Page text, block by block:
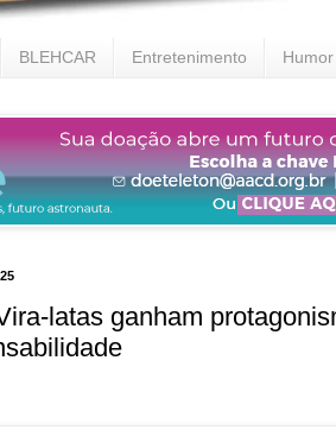
BLEHCAR Entretenimento Humor
latas ganham